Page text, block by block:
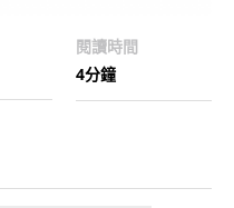
閱讀時間
4分鐘